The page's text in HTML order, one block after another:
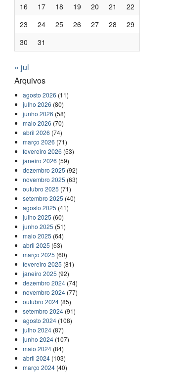
16
17 18 19 20 21
22
23
24 25 26 27 28
29
30
31
« jul
Arquivos
agosto 2026 (11)
julho 2026 (80)
junho 2026 (58)
maio 2026 (70)
abril 2026 (74)
março 2026 (71)
fevereiro 2026 (53)
janeiro 2026 (59)
dezembro 2025 (92)
novembro 2025 (63)
outubro 2025 (71)
setembro 2025 (40)
agosto 2025 (41)
julho 2025 (60)
junho 2025 (51)
maio 2025 (64)
abril 2025 (53)
março 2025 (60)
fevereiro 2025 (81)
janeiro 2025 (92)
dezembro 2024 (74)
novembro 2024 (77)
outubro 2024 (85)
setembro 2024 (91)
agosto 2024 (108)
julho 2024 (87)
junho 2024 (107)
maio 2024 (84)
abril 2024 (103)
março 2024 (40)